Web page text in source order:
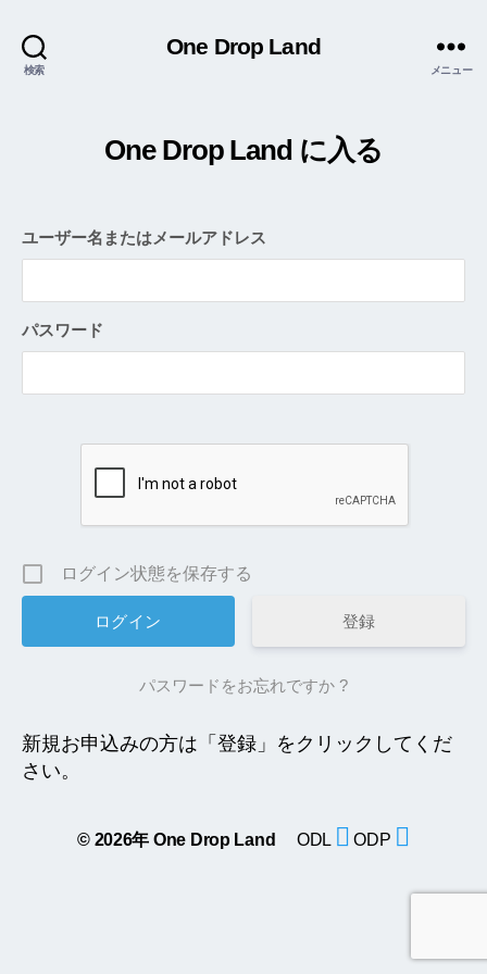
検索
One Drop Land
メニュー
One Drop Land に入る
ユーザー名またはメールアドレス
パスワード
ログイン状態を保存する
登録
パスワードをお忘れですか ?
新規お申込みの方は「登録」をクリックしてくだ
さい。
© 2026年 One Drop Land ODL ODP